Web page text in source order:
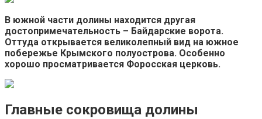
В южной части долины находится другая
достопримечательность – Байдарские ворота.
Оттуда открывается великолепный вид на южное
побережье Крымского полуострова. Особенно
хорошо просматривается Форосская церковь.
Главные сокровища долины